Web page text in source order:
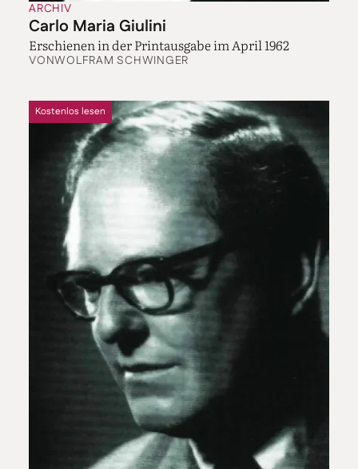
ARCHIV
Carlo Maria Giulini
Erschienen in der Printausgabe im April 1962
VONWOLFRAM SCHWINGER
Kostenlos lesen